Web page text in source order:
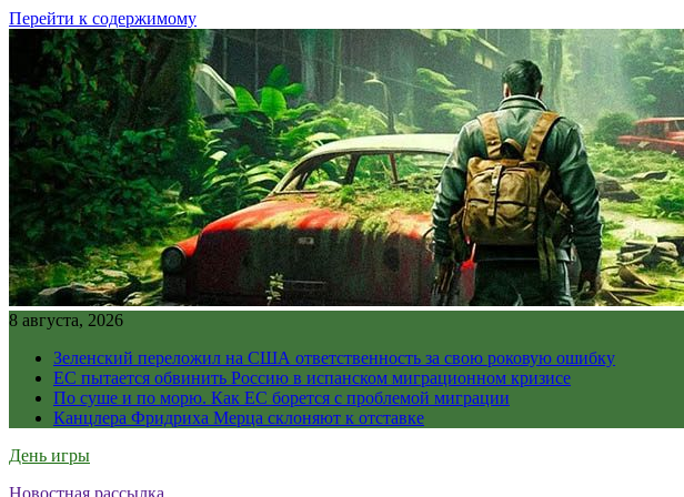
Перейти к содержимому
8 августа, 2026
Зеленский переложил на США ответственность за свою роковую ошибку
ЕС пытается обвинить Россию в испанском миграционном кризисе
По суше и по морю. Как ЕС борется с проблемой миграции
Канцлера Фридриха Мерца склоняют к отставке
День игры
Новостная рассылка